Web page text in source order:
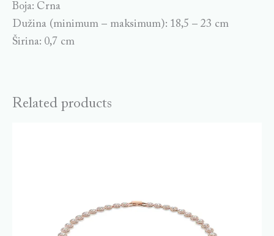
Boja: Crna
Dužina (minimum – maksimum): 18,5 – 23 cm
Širina: 0,7 cm
Related products